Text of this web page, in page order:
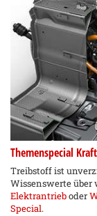
Themenspecial
Treibstoff ist
Wissenswerte über
Elektrantrieboder
Special.